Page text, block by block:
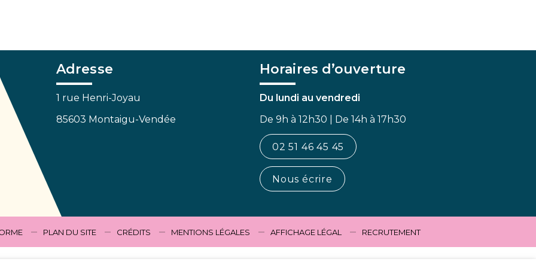
Adresse
1 rue Henri-Joyau
85603 Montaigu-Vendée
Horaires d’ouverture
Du lundi au vendredi
De 9h à 12h30 | De 14h à 17h30
02 51 46 45 45
Nous écrire
PLAN DU SITE CRÉDITS MENTIONS LÉGALES AFFICHAGE LÉGAL RECRUTEMENT